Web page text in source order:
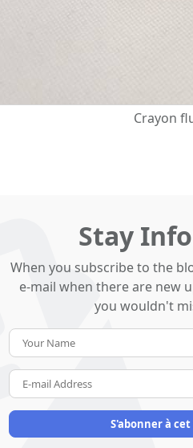
Crayon
Stay
When you subscribe to the
e-mail when there are new
you wouldn't
S'abonner à